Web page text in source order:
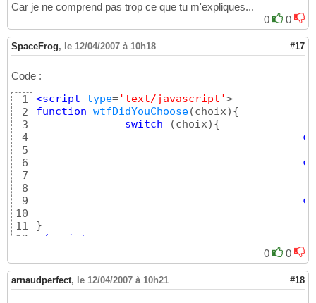
Car je ne comprend pas trop ce que tu m'expliques...
0
0
SpaceFrog, le 12/04/2007 à 10h18 #17
Code :
1
2
3
4
5
6
7
8
9
10
11
12
14
15
16
<script type='text/javascript'
function wtfDidYouChoose(choix) {
switch
(choix) {
}
</script>
<body onload=
<p>
0 0
arnaudperfect, le 12/04/2007 à 10h21 #18